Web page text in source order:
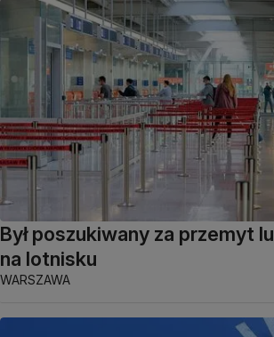
Był poszukiwany za przemyt
na lotnisku
WARSZAWA